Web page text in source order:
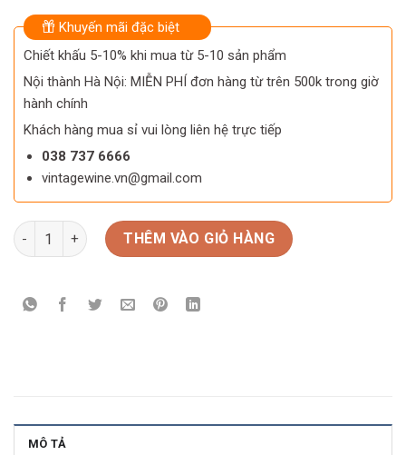
Khuyến mãi đặc biệt
Chiết khấu 5-10% khi mua từ 5-10 sản phẩm
Nội thành Hà Nội: MIỄN PHÍ đơn hàng từ trên 500k trong giờ
hành chính
Khách hàng mua sỉ vui lòng liên hệ trực tiếp
038 737 6666
vintagewine.vn@gmail.com
Rượu Vang Ardeche Les Classiques Merlot số lượng
THÊM VÀO GIỎ HÀNG
MÔ TẢ